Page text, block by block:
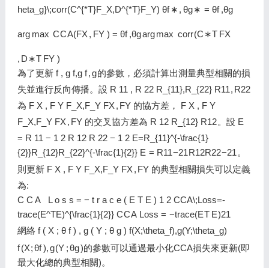
heta_g}\;corr(C^{*T}F_X,D^{*T}F_Y) θf ∗ , θg ∗ = θf ,θg
arg max CCA(FX , FY ) = θf ,θgarg max corr(C ∗T FX
, D ∗T FY )
為了更新f , g f,g f,g的參數，必須計算出測量典型相關的損
失並進行反向傳播。設 R 11 , R 22 R_{11},R_{22} R11, R22
為 F X , F Y F_X,F_Y FX , FY 的協方差，
F X , F Y
F_X,F_Y FX , FY 的交叉協方差為 R 12 R_{12} R12。設 E
= R 11 − 1 2 R 12 R 22 − 1 2 E=R_{11}^{-\frac{1}
{2}}R_{12}R_{22}^{-\frac{1}{2}} E = R11−21R12R22−21 。
則更新F X , F Y F_X,F_Y FX , FY 的典型相關損失可以定義
為:
C C A L o s s = − t r a c e ( E T E ) 1 2 CCA\;Loss=-
trace(E^TE)^{\frac{1}{2}} CCA Loss = −trace(ET E)21
網絡f ( X ; θ f ) , g ( Y ; θ g ) f(X;\theta_f),g(Y;\theta_g)
f(X;θf),g(Y ; θg)的參數可以通過最小化CCA損失來更新(即
最大化總的典型相關)。